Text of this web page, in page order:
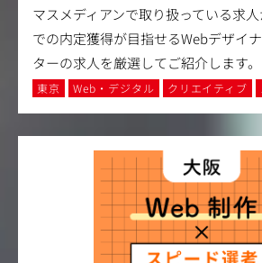
マスメディアンで取り扱っている求
での内定獲得が目指せるWebデザイ
ターの求人を厳選してご紹介します。
東京 Web・デジタル クリエイティブ